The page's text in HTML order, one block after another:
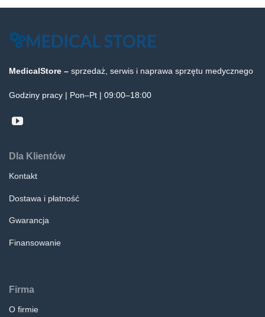
MedicalStore – sprzedaż, serwis i naprawa sprzętu medycznego
Godziny pracy | Pon–Pt | 09:00–18:00
Dla Klientów
Kontakt
Dostawa i płatność
Gwarancja
Finansowanie
Firma
O firmie